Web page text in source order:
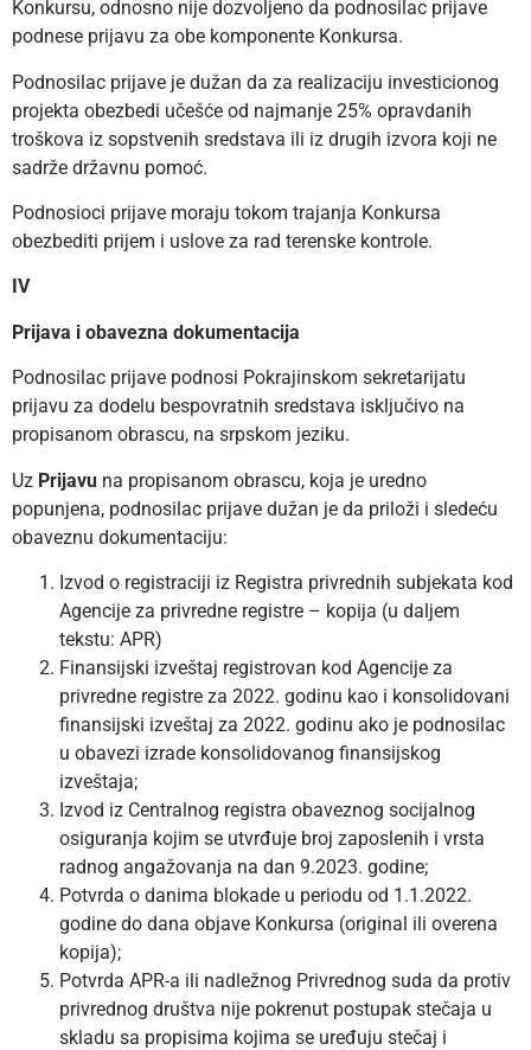
Konkursu, odnosno nije dozvoljeno da podnosilac prijave
podnese prijavu za obe komponente Konkursa.
Podnosilac prijave je dužan da za realizaciju investicionog
projekta obezbedi učešće od najmanje 25% opravdanih
troškova iz sopstvenih sredstava ili iz drugih izvora koji ne
sadrže državnu pomoć.
Podnosioci prijave moraju tokom trajanja Konkursa
obezbediti prijem i uslove za rad terenske kontrole.
IV
Prijava i obavezna dokumentacija
Podnosilac prijave podnosi Pokrajinskom sekretarijatu
prijavu za dodelu bespovratnih sredstava isključivo na
propisanom obrascu, na srpskom jeziku.
Uz Prijavu na propisanom obrascu, koja je uredno
popunjena, podnosilac prijave dužan je da priloži i sledeću
obaveznu dokumentaciju:
Izvod o registraciji iz Registra privrednih subjekata kod
Agencije za privredne registre – kopija (u daljem
tekstu: APR)
Finansijski izveštaj registrovan kod Agencije za
privredne registre za 2022. godinu kao i konsolidovani
finansijski izveštaj za 2022. godinu ako je podnosilac
u obavezi izrade konsolidovanog finansijskog
izveštaja;
Izvod iz Centralnog registra obaveznog socijalnog
osiguranja kojim se utvrđuje broj zaposlenih i vrsta
radnog angažovanja na dan 9.2023. godine;
Potvrda o danima blokade u periodu od 1.1.2022.
godine do dana objave Konkursa (original ili overena
kopija);
Potvrda APR-a ili nadležnog Privrednog suda da protiv
privrednog društva nije pokrenut postupak stečaja u
skladu sa propisima kojima se uređuju stečaj i